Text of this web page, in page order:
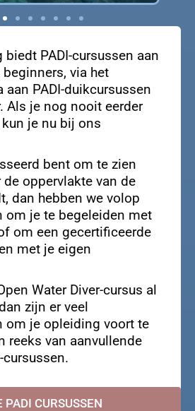
biedt PADI-cursussen aan
via het
PADI-duikcursussen
Als je nog nooit eerder
je nu bij ons
bent om te zien
oppervlakte van de
dan hebben we volop
om je te begeleiden met
om een ​​gecertificeerde
met je eigen
Water Diver-cursus al
zijn er veel
om je opleiding voort te
reeks van aanvullende
cursussen.
PADI CURSUSSEN